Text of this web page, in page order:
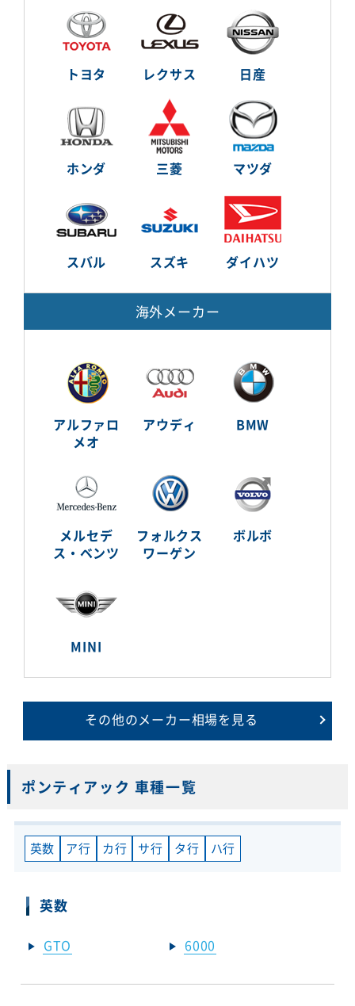
トヨタ レクサス 日産
ホンダ 三菱 マツダ
スバル スズキ ダイハツ
海外メーカー
アルファロ
メオ
アウディ BMW
メルセデ
ス・ベンツ
フォルクス
ワーゲン
ボルボ
MINI
その他のメーカー相場を見る
ポンティアック 車種一覧
英数 ア行 カ行 サ行 タ行 ハ行
英数
GTO 6000